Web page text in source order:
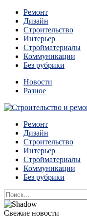
Перейти
содержимому
Ремонт
Дизайн
Строительство
Интерьер
Стройматериалы
Коммуникации
Без рубрики
Новости
Разное
Квартиры и дома, в
отличаются между собой.
Ремонт
Дизайн
Строительство
Интерьер
Стройматериалы
Коммуникации
Без рубрики
Найти:
Свежие новости